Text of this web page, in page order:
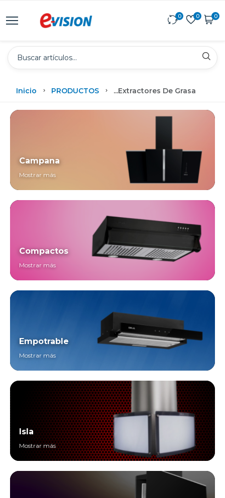
0 0 0
Inicio PRODUCTOS ...Extractores De Grasa
Campana
Mostrar más
Compactos
Mostrar más
Empotrable
Mostrar más
Isla
Mostrar más